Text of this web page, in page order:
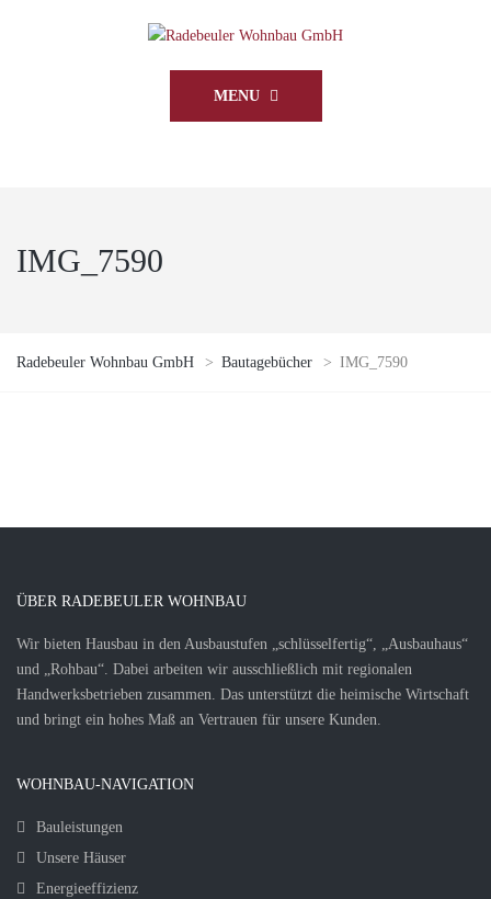
MENU
IMG_7590
Radebeuler Wohnbau GmbH > Bautagebücher > IMG_7590
ÜBER RADEBEULER WOHNBAU
Wir bieten Hausbau in den Ausbaustufen „schlüsselfertig“, „Ausbauhaus“
und „Rohbau“. Dabei arbeiten wir ausschließlich mit regionalen
Handwerksbetrieben zusammen. Das unterstützt die heimische Wirtschaft
und bringt ein hohes Maß an Vertrauen für unsere Kunden.
WOHNBAU-NAVIGATION
Bauleistungen
Unsere Häuser
Energieeffizienz